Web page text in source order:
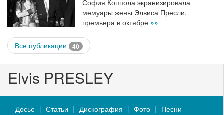
София Коппола экранизировала
мемуары жены Элвиса Пресли,
премьера в октябре »»
Все публикации 40
Elvis PRESLEY
Досье Статьи Дискография Фото
Песни